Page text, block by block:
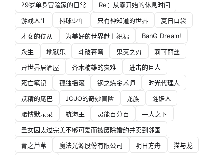
29岁单身冒险家的日常
Re：从零开始的休息时间
游戏人生
排球少年 只有神知道的世界
夏日口袋
才女的侍从
为美好的世界献上祝福 BanG Dream!
永生 地狱乐 斗破苍穹 鬼灭之刃
莉可丽丝
异世界居酒屋
齐木楠雄的灾难
进击的巨人
死亡笔记
孤独摇滚 钢之炼金术师
时光代理人
妖精的尾巴
JOJO的奇妙冒险 龙族
链锯人
赌博默示录
航海王 灵能百分百
一人之下
圣女因太过完美不够可爱而被废除婚约并卖到邻国
青之芦苇
魔法光源股份有限公司 明日方舟
猫与龙